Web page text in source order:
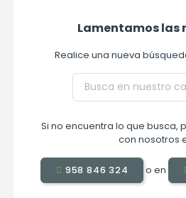
Lamentamos las
Realice una nueva
Si no encuentra lo que busca,
con nosotros
958 846 324 o en